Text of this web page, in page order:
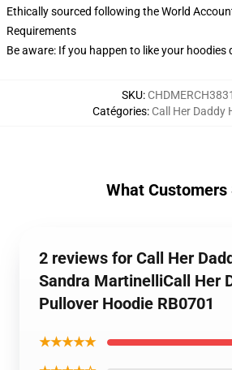
Ethically sourced following the World
Requirements
Be aware: If you happen to like your hoodies
SKU:
Catégories: Call Her Daddy
What Customers
2 reviews for Call Her
Sandra MartinelliCall Her
Pullover Hoodie RB0701
★★★★★